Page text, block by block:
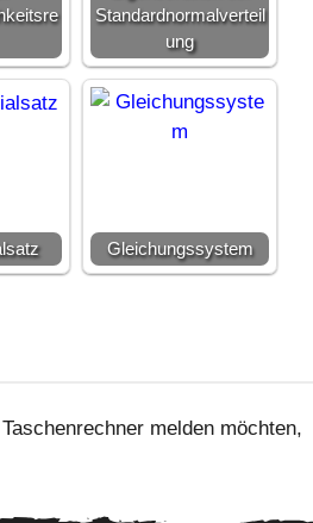
Standardnormalverteil
ung
Gleichungssystem
melden möchten,